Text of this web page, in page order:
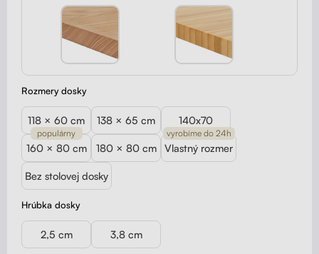
Hrúbka dosky
2,5 cm 3,8 cm
Rozmery dosky
118 × 60 cm 138 × 65 cm 140x70
160 × 80 cm
populárny
180 × 80 cm Vlastný rozmer
vyrobíme do 24h
Bez stolovej dosky